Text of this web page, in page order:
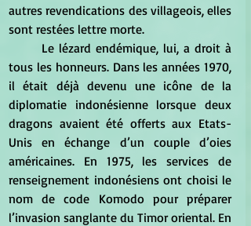
autres revendications des villageois, elles
sont restées lettre morte.
tous les honneurs. Dans les années 1970,
il était déjà devenu une icône de la
diplomatie indonésienne lorsque deux
dragons avaient été offerts aux Etats-
Unis en échange d’un couple d’oies
américaines. En 1975, les services de
renseignement indonésiens ont choisi le
nom de code Komodo pour préparer
l’invasion sanglante du Timor oriental. En